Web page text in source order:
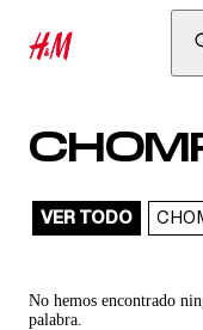
VER TODO
No hemos encontrado
palabra.